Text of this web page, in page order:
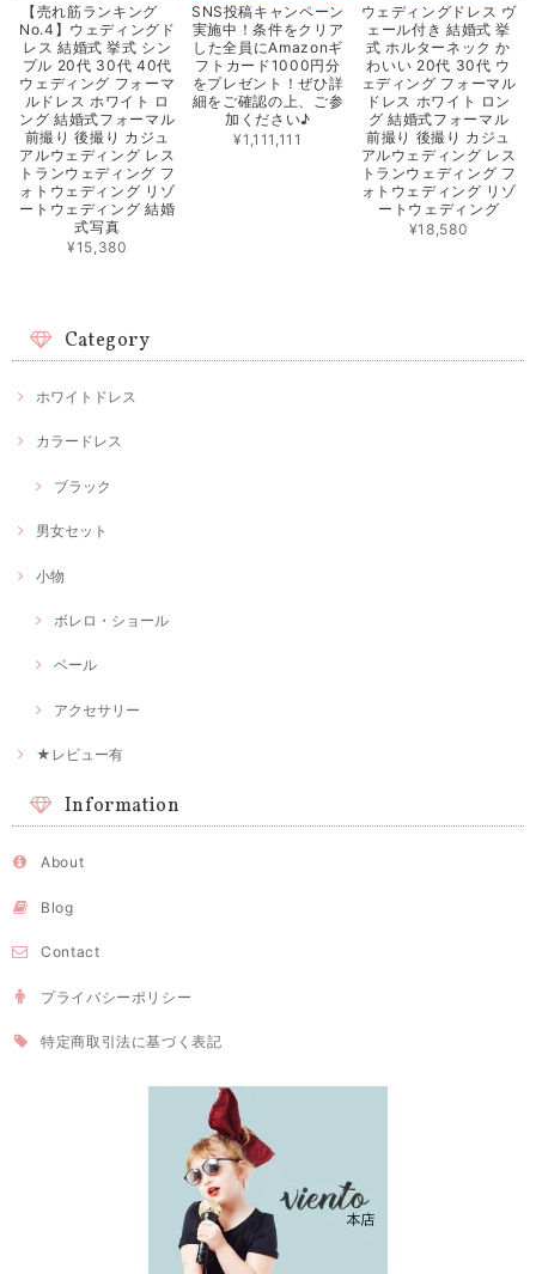
【売れ筋ランキング
No.4】ウェディングド
レス 結婚式 挙式 シン
プル 20代 30代 40代
ウェディング フォーマ
ルドレス ホワイト ロ
ング 結婚式フォーマル
前撮り 後撮り カジュ
アルウェディング レス
トランウェディング フ
ォトウェディング リゾ
ートウェディング 結婚
式写真
¥15,380
SNS投稿キャンペーン
実施中！条件をクリア
した全員にAmazonギ
フトカード1000円分
をプレゼント！ぜひ詳
細をご確認の上、ご参
加ください♪
¥1,111,111
ウェディングドレス ヴ
ェール付き 結婚式 挙
式 ホルターネック か
わいい 20代 30代 ウ
ェディング フォーマル
ドレス ホワイト ロン
グ 結婚式フォーマル
前撮り 後撮り カジュ
アルウェディング レス
トランウェディング フ
ォトウェディング リゾ
ートウェディング
¥18,580
Category
ホワイトドレス
カラードレス
ブラック
男女セット
小物
ボレロ・ショール
ベール
アクセサリー
★レビュー有
Information
About
Blog
Contact
プライバシーポリシー
特定商取引法に基づく表記